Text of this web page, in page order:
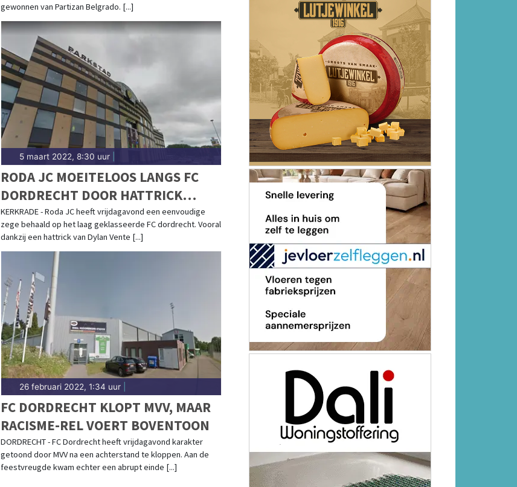
gewonnen van Partizan Belgrado. [...]
5 maart 2022, 8:30 uur|
RODA JC MOEITELOOS LANGS FC
DORDRECHT DOOR HATTRICK
VENTE
KERKRADE - Roda JC heeft vrijdagavond een eenvoudige
zege behaald op het laag geklasseerde FC dordrecht. Vooral
dankzij een hattrick van Dylan Vente [...]
26 februari 2022, 1:34 uur|
FC DORDRECHT KLOPT MVV, MAAR
RACISME-REL VOERT BOVENTOON
DORDRECHT - FC Dordrecht heeft vrijdagavond karakter
getoond door MVV na een achterstand te kloppen. Aan de
feestvreugde kwam echter een abrupt einde [...]